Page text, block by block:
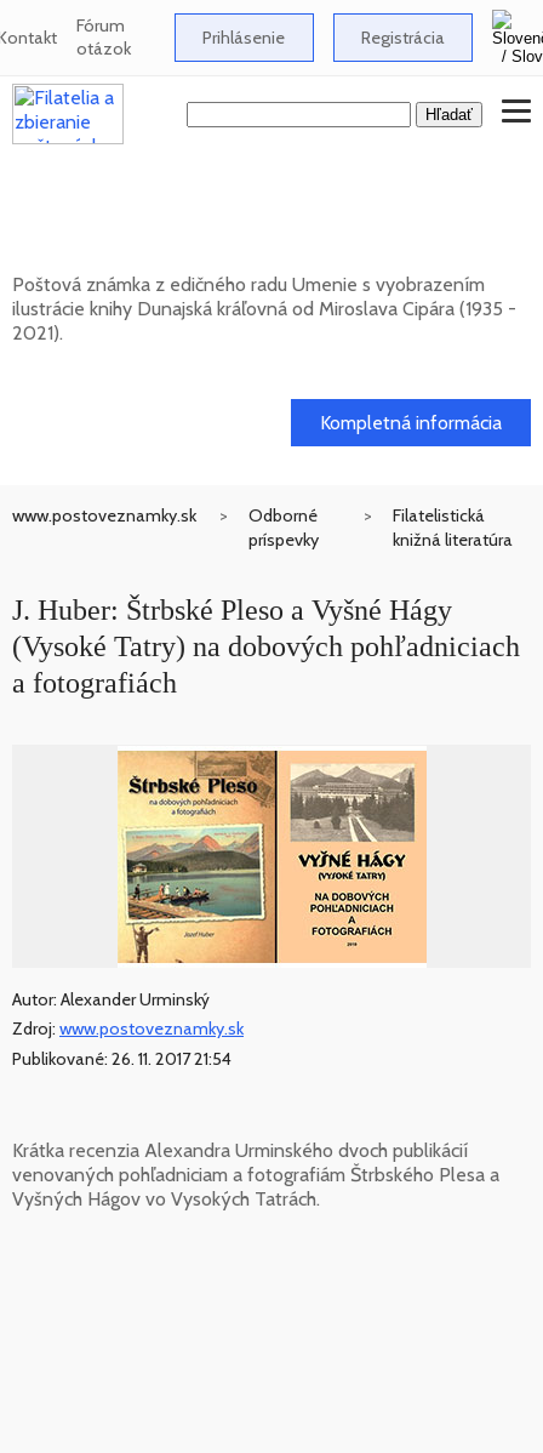
Fórum
otázok Prihlásenie Registrácia
Poštová známka z edičného radu Umenie s vyobrazením
ilustrácie knihy Dunajská kráľovná od Miroslava Cipára (1935 -
2021).
Kompletná informácia
www.postoveznamky.sk
Odborné
príspevky
Filatelistická
knižná literatúra
J. Huber: Štrbské Pleso a Vyšné Hágy
(Vysoké Tatry) na dobových pohľadniciach
a fotografiách
Autor: Alexander Urminský
Zdroj: www.postoveznamky.sk
Publikované: 26. 11. 2017 21:54
Krátka recenzia Alexandra Urminského dvoch publikácií
venovaných pohľadniciam a fotografiám Štrbského Plesa a
Vyšných Hágov vo Vysokých Tatrách.